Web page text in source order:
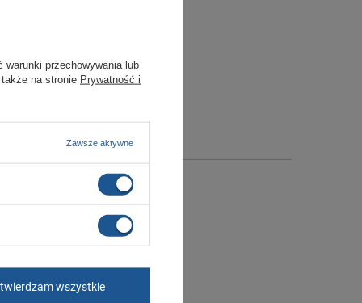
warunki przechowywania lub
na stronie Prywatność i
Zawsze aktywne
wszystkie